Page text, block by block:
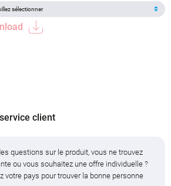
client
questions sur le produit, vous ne trouvez
ou vous souhaitez une offre individuelle ?
votre pays pour trouver la bonne personne